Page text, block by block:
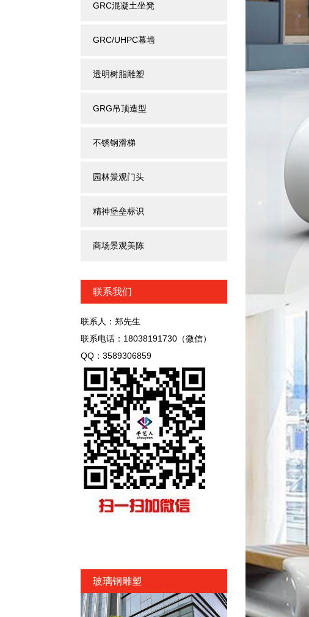
GRC混凝土坐凳
GRC/UHPC幕墙
透明树脂雕塑
GRG吊顶造型
不锈钢滑梯
园林景观门头
精神堡垒标识
商场景观美陈
联系我们
联系人：郑先生
联系电话：18038191730（微信）
QQ：3589306859
玻璃钢雕塑